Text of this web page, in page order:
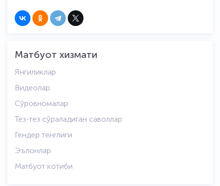
Матбуот хизмати
Янгиликлар
Видеолар
Сўровномалар
Тез-тез сўраладиган саволлар
Гендер тенглиги
Эълонлар
Матбуот котиби